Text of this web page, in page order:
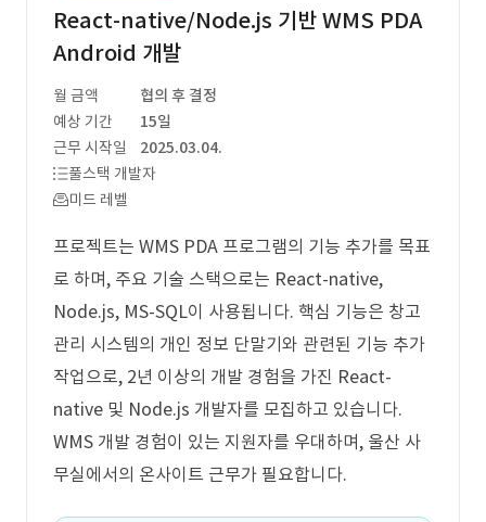
React-native/Node.js 기반 WMS PDA
Android 개발
월 금액
협의 후 결정
예상 기간
15일
근무 시작일
2025.03.04.
풀스택 개발자
미드 레벨
프로젝트는 WMS PDA 프로그램의 기능 추가를 목표
로 하며, 주요 기술 스택으로는 React-native,
Node.js, MS-SQL이 사용됩니다. 핵심 기능은 창고
관리 시스템의 개인 정보 단말기와 관련된 기능 추가
작업으로, 2년 이상의 개발 경험을 가진 React-
native 및 Node.js 개발자를 모집하고 있습니다.
WMS 개발 경험이 있는 지원자를 우대하며, 울산 사
무실에서의 온사이트 근무가 필요합니다.